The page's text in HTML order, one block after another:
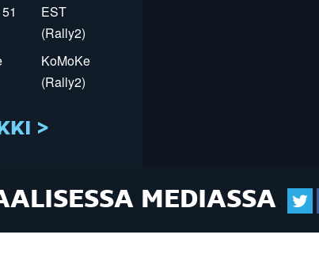
EST
(Rally2)
KoMoKe
(Rally2)
>
MEDIASSA